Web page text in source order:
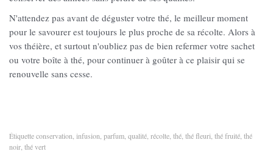
N'attendez pas avant de déguster votre thé, le meilleur moment
pour le savourer est toujours le plus proche de sa récolte. Alors à
vos théière, et surtout n'oubliez pas de bien refermer votre sachet
ou votre boîte à thé, pour continuer à goûter à ce plaisir qui se
renouvelle sans cesse.
Étiquetteconservation infusion parfum qualité récolte thé thé fleuri thé fruité thé
noir thé vert